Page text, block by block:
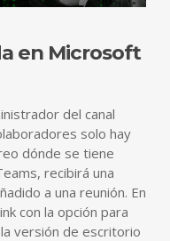
en Microsoft
del canal
solo hay
dónde se tiene
recibirá una
a una reunión. En
con la opción para
versión de escritorio